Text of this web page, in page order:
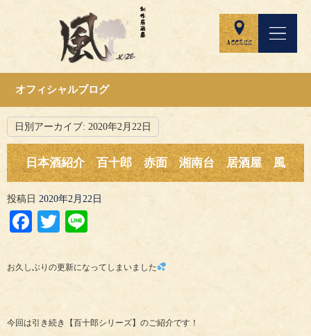
オフィシャルブログ
日別アーカイブ: 2020年2月22日
日本酒紹介 百十郎 赤面 湘南台 居酒屋 風
投稿日 2020年2月22日
Facebook
Twitter
お久しぶりの更新になってしまいました
今回は引き続き【百十郎シリーズ】のご紹介です！